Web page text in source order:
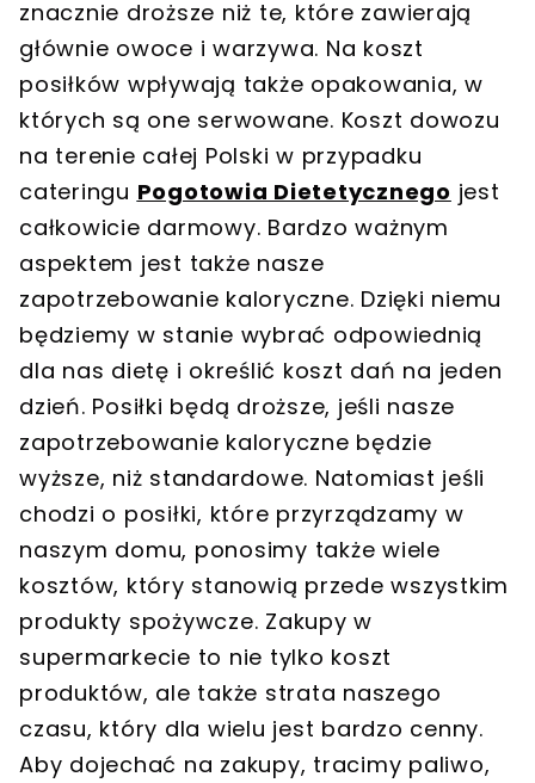
znacznie droższe niż te, które zawierają
głównie owoce i warzywa. Na koszt
posiłków wpływają także opakowania, w
których są one serwowane. Koszt dowozu
na terenie całej Polski w przypadku
cateringu Pogotowia Dietetycznego jest
całkowicie darmowy. Bardzo ważnym
aspektem jest także nasze
zapotrzebowanie kaloryczne. Dzięki niemu
będziemy w stanie wybrać odpowiednią
dla nas dietę i określić koszt dań na jeden
dzień. Posiłki będą droższe, jeśli nasze
zapotrzebowanie kaloryczne będzie
wyższe, niż standardowe. Natomiast jeśli
chodzi o posiłki, które przyrządzamy w
naszym domu, ponosimy także wiele
kosztów, który stanowią przede wszystkim
produkty spożywcze. Zakupy w
supermarkecie to nie tylko koszt
produktów, ale także strata naszego
czasu, który dla wielu jest bardzo cenny.
Aby dojechać na zakupy, tracimy paliwo,